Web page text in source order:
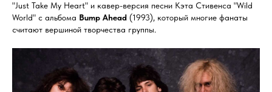
"Just Take My Heart" и кавер-версия песни Кэта Стивенса "Wild
World" с альбома Bump Ahead (1993), который многие фанаты
считают вершиной творчества группы.